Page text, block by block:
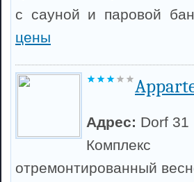
с сауной и паровой
цены
Адрес: Dorf 31
Комплекс
отремонтированный